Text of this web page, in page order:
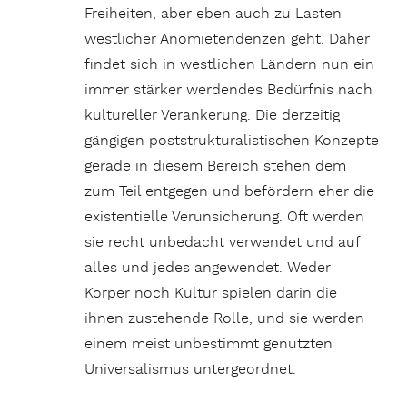
Freiheiten, aber eben auch zu Lasten
westlicher Anomietendenzen geht. Daher
findet sich in westlichen Ländern nun ein
immer stärker werdendes Bedürfnis nach
kultureller Verankerung. Die derzeitig
gängigen poststrukturalistischen Konzepte
gerade in diesem Bereich stehen dem
zum Teil entgegen und befördern eher die
existentielle Verunsicherung. Oft werden
sie recht unbedacht verwendet und auf
alles und jedes angewendet. Weder
Körper noch Kultur spielen darin die
ihnen zustehende Rolle, und sie werden
einem meist unbestimmt genutzten
Universalismus untergeordnet.